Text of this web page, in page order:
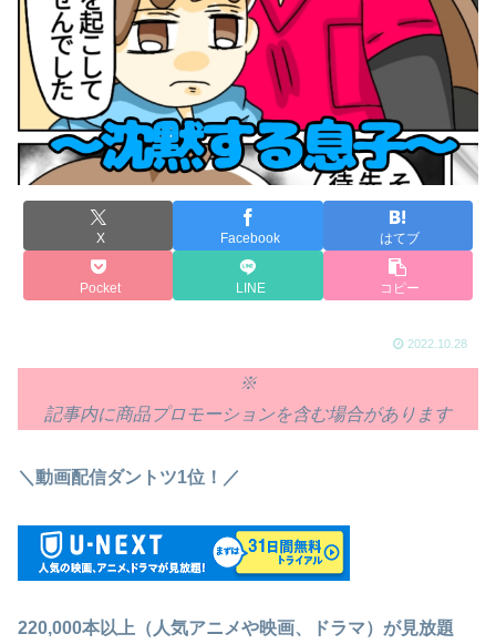
X Facebook はてブ
Pocket LINE コピー
2022.10.28
※
記事内に商品プロモーションを含む場合があります
＼動画配信ダントツ1位！／
220,000本以上（人気アニメや映画、ドラマ）が見放題